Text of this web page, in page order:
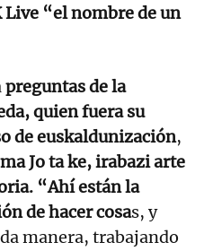
“el nombre de un
preguntas de la
quien fuera su
de euskaldunización,
Jo ta ke, irabazi arte
“Ahí están la
de hacer cosas, y
manera, trabajando